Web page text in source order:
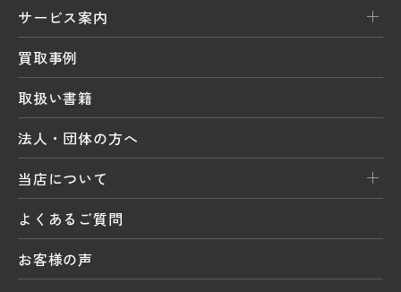
サービス案内
買取事例
取扱い書籍
法人・団体の方へ
当店について
よくあるご質問
お客様の声